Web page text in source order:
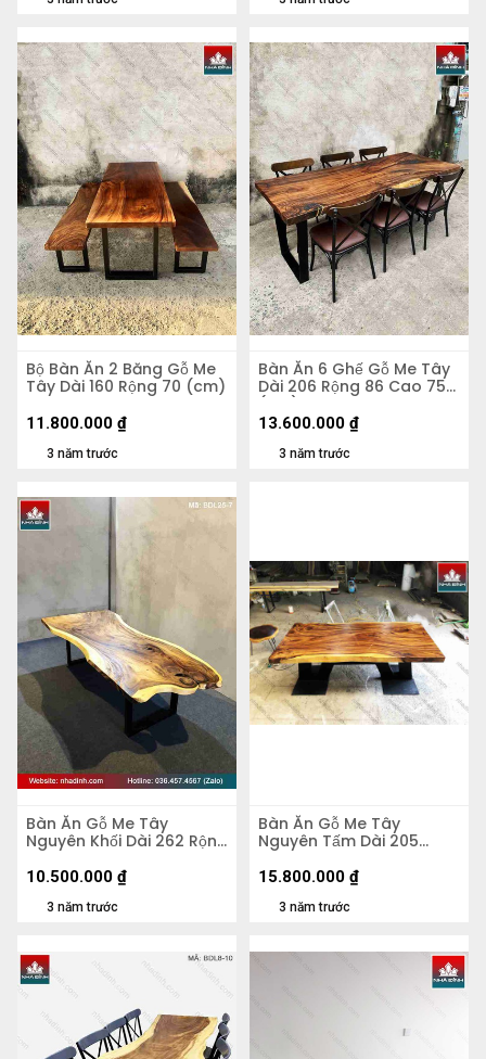
Bộ Bàn Ăn 2 Băng Gỗ Me
Tây Dài 160 Rộng 70 (cm)
3 năm trước
11.800.000 ₫
Bàn Ăn 6 Ghế Gỗ Me Tây
Dài 206 Rộng 86 Cao 75
(cm)
3 năm trước
13.600.000 ₫
Bàn Ăn Gỗ Me Tây
Nguyên Khối Dài 262 Rộng
117-90-110 Dày 5,3 Cao 75
(cm)
3 năm trước
10.500.000 ₫
Bàn Ăn Gỗ Me Tây
Nguyên Tấm Dài 205
Rộng 103-97-98 Dày 7
(cm)
3 năm trước
15.800.000 ₫